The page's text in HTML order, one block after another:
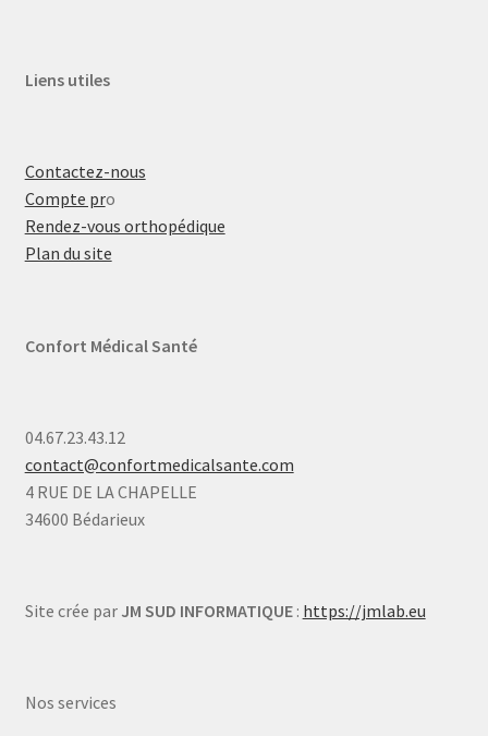
Liens utiles
Contactez-nous
Compte pro
Rendez-vous orthopédique
Plan du site
Confort Médical Santé
04.67.23.43.12
contact@confortmedicalsante.com
4 RUE DE LA CHAPELLE
34600 Bédarieux
Site crée par JM SUD INFORMATIQUE: https://jmlab.eu
Nos services